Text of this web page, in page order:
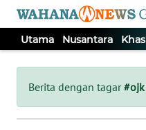
Utama Nusantara Khas
Berita dengan tagar#ojk
Tutup
UTAMA